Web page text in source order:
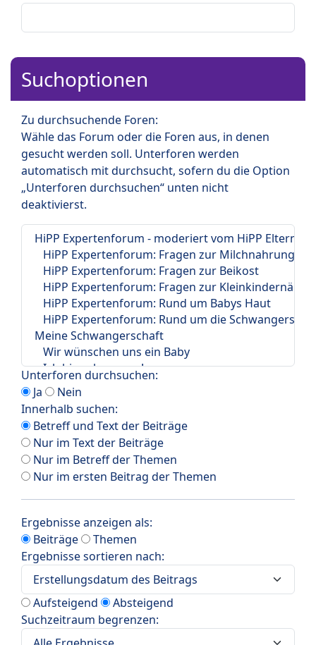
Suchoptionen
Zu durchsuchende Foren:
Wähle das Forum oder die Foren aus, in denen
gesucht werden soll. Unterforen werden
automatisch mit durchsucht, sofern du die Option
„Unterforen durchsuchen“ unten nicht
deaktivierst.
Unterforen durchsuchen:
Ja
Nein
Innerhalb suchen:
Betreff und Text der Beiträge
Nur im Text der Beiträge
Nur im Betreff der Themen
Nur im ersten Beitrag der Themen
Ergebnisse anzeigen als:
Beiträge
Themen
Ergebnisse sortieren nach:
Aufsteigend
Absteigend
Suchzeitraum begrenzen: